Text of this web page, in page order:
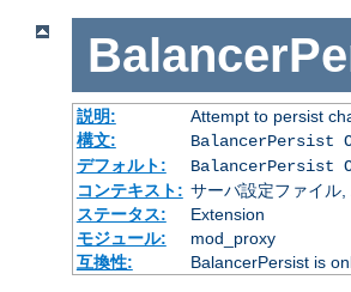
説明:
Attempt to persist
構文:
BalancerPersist
デフォルト:
BalancerPersist
コンテキスト: サーバ設定ファイル,
ステータス:
Extension
モジュール:
mod_proxy
互換性:
BalancerPersist is